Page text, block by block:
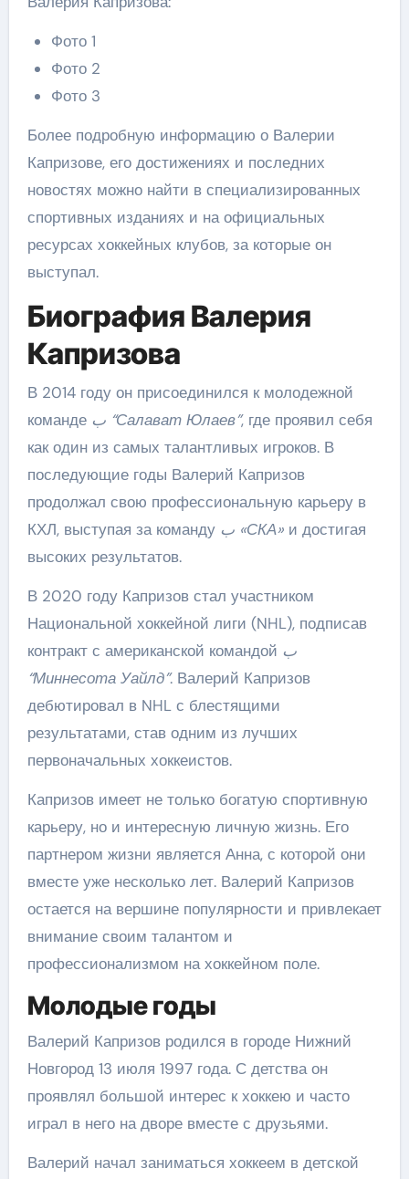
Фото 1
Фото 2
Фото 3
Более подробную информацию о Валерии
Капризове, его достижениях и последних
новостях можно найти в специализированных
спортивных изданиях и на официальных
ресурсах хоккейных клубов, за которые он
выступал.
Биография Валерия
Капризова
В 2014 году он присоединился к молодежной
команде
ب “Салават Юлаев”, где проявил себя
как один из самых талантливых игроков. В
последующие годы Валерий Капризов
продолжал свою профессиональную карьеру в
КХЛ, выступая за команду
ب «СКА»и достигая
высоких результатов.
В 2020 году Капризов стал участником
Национальной хоккейной лиги (NHL), подписав
контракт с американской командой ب
“Миннесота Уайлд”. Валерий Капризов
дебютировал в NHL с блестящими
результатами, став одним из лучших
первоначальных хоккеистов.
Капризов имеет не только богатую спортивную
карьеру, но и интересную личную жизнь. Его
партнером жизни является Анна, с которой они
вместе уже несколько лет. Валерий Капризов
остается на вершине популярности и привлекает
внимание своим талантом и
профессионализмом на хоккейном поле.
Молодые годы
Валерий Капризов родился в городе Нижний
Новгород 13 июля 1997 года. С детства он
проявлял большой интерес к хоккею и часто
играл в него на дворе вместе с друзьями.
Валерий начал заниматься хоккеем в детской